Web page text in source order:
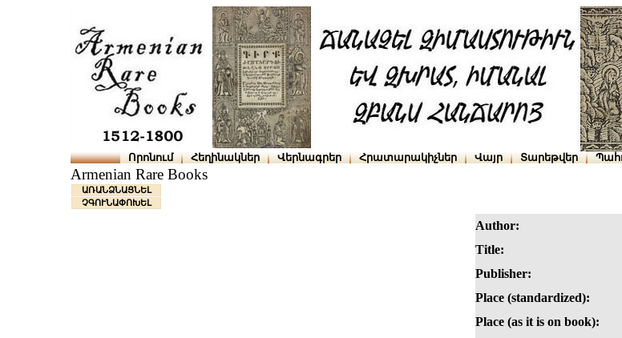
Որոնում Հեղինակներ Վերնագրեր Հրատարակիչներ Վայր Տարեթվեր
Armenian Rare Books
ԱՌԱՆՁՆԱՑՆԵԼ
ՉԳՈՒՆԱՓՈԽԵԼ
Author:
Title:
Publisher:
Place (standardized):
Place (as it is on book):